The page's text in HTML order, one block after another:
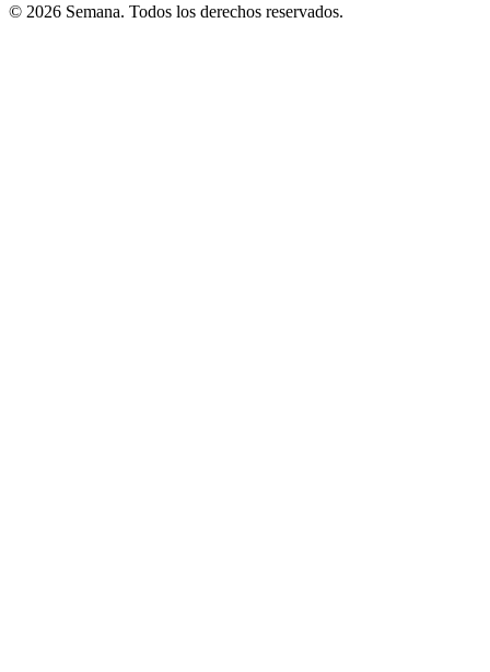
© 2026 Semana. Todos los derechos reservados.